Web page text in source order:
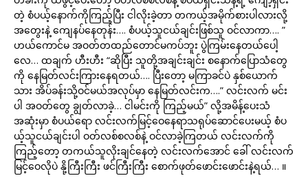
တဲ့ စံပယ့်နောက်ကိုကြည့်ပြီး ငါလိုးခဲ့တာ တကယ့်အမိုက်စားပါလားလို့
အတွေးနဲ့ ကျေနပ်နေတုန်း…. စံပယ့်သူငယ်ချင်းဖြစ်သူ ဝင်လာကာ…. ”
ဟယ်ကောင်မ အဝတ်တထည်တောင်မကပ်ဘူး ပွဲကြမ်းနေတယ်ပေါ့
လေ… ထချက် ဟီးဟီး “ဆိုပြီး သူတို့အချင်းချင်း စနောက်ပြောသံတွေ
ကို နေမြတ်လင်းကြားနေရတယ်…. ပြီးတော့ မကြာခင်ပဲ နှစ်ယောက်
သား အိပ်ခန်းသို့ဝင်မယ်အလုပ်မှာ နေမြတ်လင်းက….” လင်းလက် မင်း
ပါ အဝတ်တွေ ချွတ်လာခဲ့… ငါမင်းကို ကြည့်မယ်” လို့အမိန့်ပေးသံ
အဆုံးမှာ စံပယ်ရော လင်းလက်မြင့်ဝေနေရာသရုပ်ဆောင်ပေးမယ့် စံပ
ယ့်သူငယ်ချင်းပါ ဝတ်လစ်စလစ်နဲ့ ဝင်လာခဲ့ကြတယ် လင်းလက်ကို
ကြည့်တော့ တကယ်သူလိုးချင်နေတဲ့ လင်းလက်အောင် ခေါ် လင်းလက်
မြင့်ဝေလိုပဲ နို့ကြီးကြီး ဖင်ကြီးကြီး စောက်ဖုတ်ဖောင်းဖောင်းနဲ့ရယ်… ။